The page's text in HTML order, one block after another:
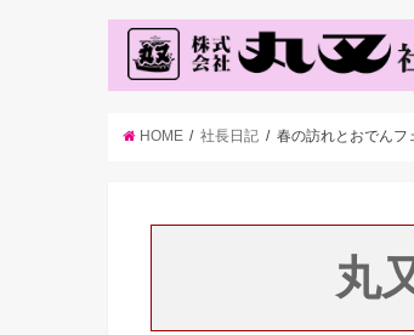
HOME 社長日記 春の訪れとおでんフ
丸